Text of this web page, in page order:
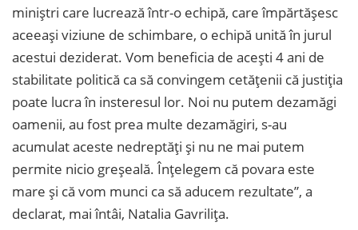
miniștri care lucrează într-o echipă, care împărtășesc
aceeași viziune de schimbare, o echipă unită în jurul
acestui deziderat. Vom beneficia de acești 4 ani de
stabilitate politică ca să convingem cetățenii că justiția
poate lucra în insteresul lor. Noi nu putem dezamăgi
oamenii, au fost prea multe dezamăgiri, s-au
acumulat aceste nedreptăți și nu ne mai putem
permite nicio greșeală. Înțelegem că povara este
mare și că vom munci ca să aducem rezultate”, a
declarat, mai întâi, Natalia Gavrilița.